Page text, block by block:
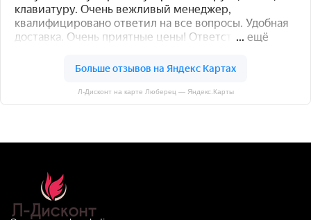
Л-Дисконт на карте Люберец — Яндекс.Карты